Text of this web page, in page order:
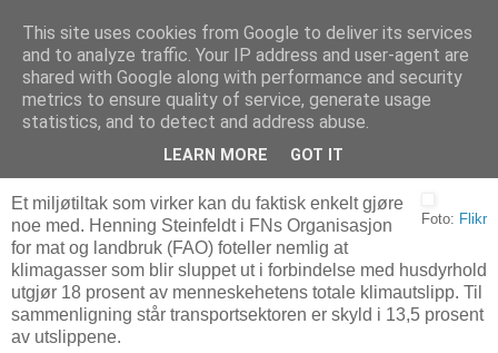
Arkitektur & Miljøteknologi
25 mars 2008
Biffen mer skadelig enn bilen
Foto: Flikr
Et miljøtiltak som virker kan du faktisk enkelt gjøre
noe med. Henning Steinfeldt i FNs Organisasjon
for mat og landbruk (FAO) foteller nemlig at
klimagasser som blir sluppet ut i forbindelse med husdyrhold
utgjør 18 prosent av menneskehetens totale klimautslipp. Til
sammenligning står transportsektoren er skyld i 13,5 prosent
av utslippene.
This site uses cookies from Google to deliver its services
and to analyze traffic. Your IP address and user-agent are
shared with Google along with performance and security
metrics to ensure quality of service, generate usage
statistics, and to detect and address abuse.
LEARN MORE GOT IT